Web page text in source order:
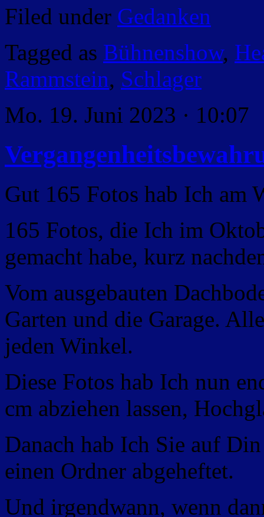
Filed under Gedanken
Tagged as Bühnenshow,
Rammstein, Schlager
Mo. 19. Juni 2023 · 10:07
Gut 165 Fotos hab Ich am
165 Fotos, die Ich im
gemacht habe, kurz
Vom ausgebauten
Garten und die Garage.
jeden Winkel.
Diese Fotos hab Ich nun
cm abziehen lassen,
Danach hab Ich Sie auf
einen Ordner abgeheftet.
Und irgendwann, wenn